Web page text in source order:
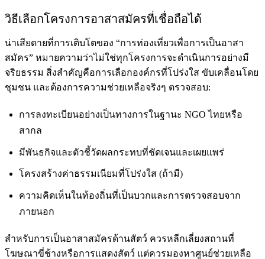
วิธีเลือกโครงการอาสาสมัครที่เชื่อถือได้
น่าเสียดายที่การเติบโตของ “การท่องเที่ยวเพื่อการเป็นอาสา
สมัคร” หมายความว่าไม่ใช่ทุกโครงการจะดำเนินการอย่างมี
จริยธรรม สิ่งสำคัญคือการเลือกองค์กรที่โปร่งใส ขับเคลื่อนโดย
ชุมชน และต้องการความช่วยเหลือจริงๆ ตรวจสอบ:
การลงทะเบียนอย่างเป็นทางการในฐานะ NGO ไทยหรือ
สากล
มีพันธกิจและตัวชี้วัดผลกระทบที่ชัดเจนและเผยแพร่
โครงสร้างค่าธรรมเนียมที่โปร่งใส (ถ้ามี)
ความคิดเห็นในท้องถิ่นที่เป็นบวกและการตรวจสอบจาก
ภายนอก
สำหรับการเป็นอาสาสมัครด้านสัตว์ ควรหลีกเลี่ยงสถานที่
โฆษณาขี่ช้างหรือการแสดงสัตว์ แต่ควรมองหาศูนย์ช่วยเหลือ